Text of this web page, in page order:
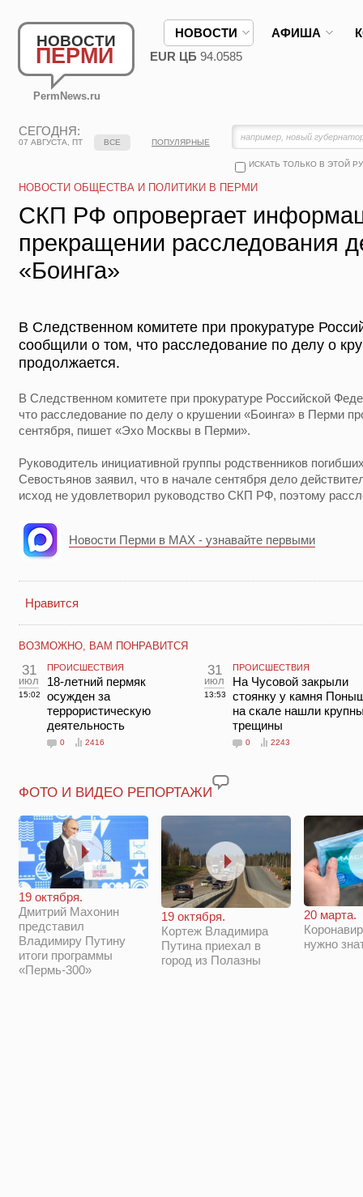
НОВОСТИ
ПЕРМИ
PermNews.ru
НОВОСТИ АФИША
EUR ЦБ 94.0585
СЕГОДНЯ:
07 АВГУСТА, ПТ
ИСКАТЬ ТОЛЬКО В ЭТОЙ
ВСЕ ПОПУЛЯРНЫЕ
НОВОСТИ ОБЩЕСТВА И ПОЛИТИКИ В ПЕРМИ
СКП РФ опровергает
прекращении расследования
«Боинга»
В Следственном комитете при прокуратуре
сообщили о том, что расследование по делу о
продолжается.
В Следственном комитете при прокуратуре Российской
что расследование по делу о крушении «Боинга» в Перми
сентября, пишет «Эхо Москвы в Перми».
Руководитель инициативной группы родственников
Севостьянов заявил, что в начале сентября дело
исход не удовлетворил руководство СКП РФ, поэтому
Новости Перми в MAX - узнавайте первыми
Нравится
ВОЗМОЖНО, ВАМ ПОНРАВИТСЯ
31
июл
15:02
ПРОИСШЕСТВИЯ
18-летний пермяк
осужден за
террористическую
деятельность
0 2416
31
июл
13:53
ПРОИСШЕСТВИЯ
На Чусовой закрыли
стоянку у камня
на скале нашли
трещины
0 2243
ФОТО И ВИДЕО РЕПОРТАЖИ
19 октября.
Дмитрий Махонин
представил
Владимиру Путину
итоги программы
«Пермь-300»
19 октября.
Кортеж Владимира
Путина приехал в
город из Полазны
20 марта.
нужно